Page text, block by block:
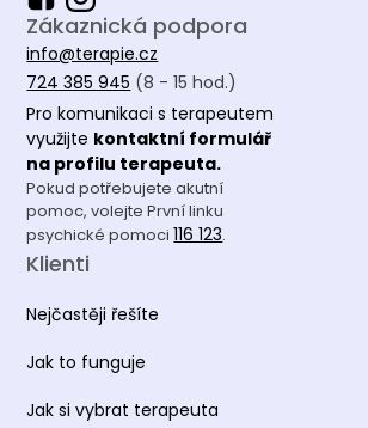
Zákaznická podpora
info@terapie.cz
724 385 945 (8 - 15 hod.)
Pro komunikaci s terapeutem
využijte kontaktní formulář
na profilu terapeuta.
Pokud potřebujete akutní
pomoc, volejte První linku
psychické pomoci116 123.
Klienti
Nejčastěji řešíte
Jak to funguje
Jak si vybrat terapeuta